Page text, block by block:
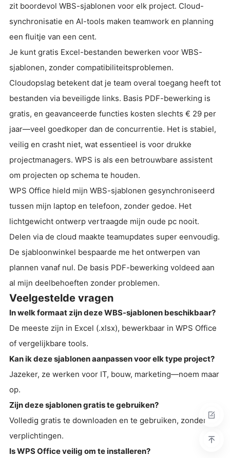
zit boordevol WBS-sjablonen voor elk project. Cloud-
synchronisatie en AI-tools maken teamwork en planning
een fluitje van een cent.
Je kunt gratis Excel-bestanden bewerken voor WBS-
sjablonen, zonder compatibiliteitsproblemen.
Cloudopslag betekent dat je team overal toegang heeft tot
bestanden via beveiligde links. Basis PDF-bewerking is
gratis, en geavanceerde functies kosten slechts € 29 per
jaar—veel goedkoper dan de concurrentie. Het is stabiel,
veilig en crasht niet, wat essentieel is voor drukke
projectmanagers. WPS is als een betrouwbare assistent
om projecten op schema te houden.
WPS Office hield mijn WBS-sjablonen gesynchroniseerd
tussen mijn laptop en telefoon, zonder gedoe. Het
lichtgewicht ontwerp vertraagde mijn oude pc nooit.
Delen via de cloud maakte teamupdates super eenvoudig.
De sjabloonwinkel bespaarde me het ontwerpen van
plannen vanaf nul. De basis PDF-bewerking voldeed aan
al mijn deelbehoeften zonder problemen.
Veelgestelde vragen
In welk formaat zijn deze WBS-sjablonen beschikbaar?
De meeste zijn in Excel (.xlsx), bewerkbaar in WPS Office
of vergelijkbare tools.
Kan ik deze sjablonen aanpassen voor elk type project?
Jazeker, ze werken voor IT, bouw, marketing—noem maar
op.
Zijn deze sjablonen gratis te gebruiken?
Volledig gratis te downloaden en te gebruiken, zonder
verplichtingen.
Is WPS Office veilig om te installeren?